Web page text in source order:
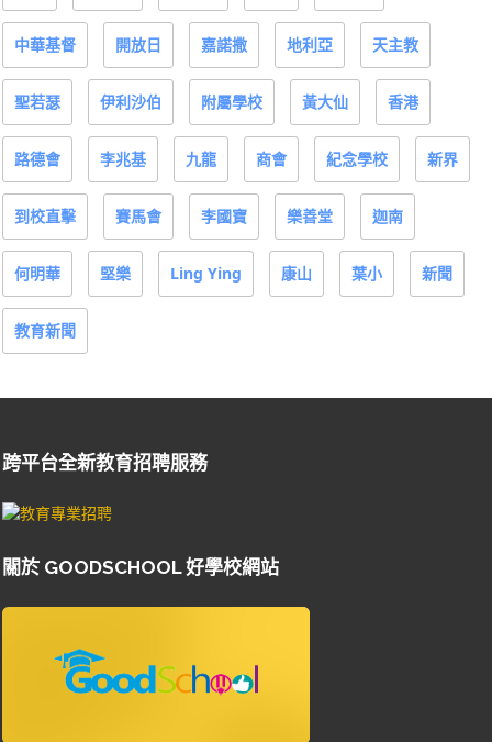
中華基督 開放日 嘉諾撒 地利亞 天主教
聖若瑟 伊利沙伯 附屬學校 黃大仙 香港
路德會 李兆基 九龍 商會 紀念學校 新界
到校直擊 賽馬會 李國寶 樂善堂 迦南
何明華 堅樂 Ling Ying 康山 葉小 新聞
教育新聞
跨平台全新教育招聘服務
關於 GOODSCHOOL 好學校網站